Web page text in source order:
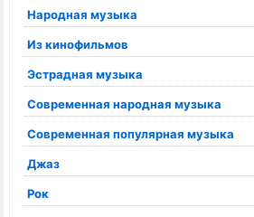
Народная музыка
Из кинофильмов
Эстрадная музыка
Современная народная музыка
Современная популярная музыка
Джаз
Рок